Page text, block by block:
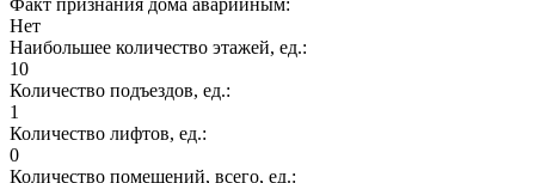
Нет
Наибольшее количество этажей, ед.:
10
Количество подъездов, ед.:
1
Количество лифтов, ед.:
0
Количество помещений, всего, ед.: